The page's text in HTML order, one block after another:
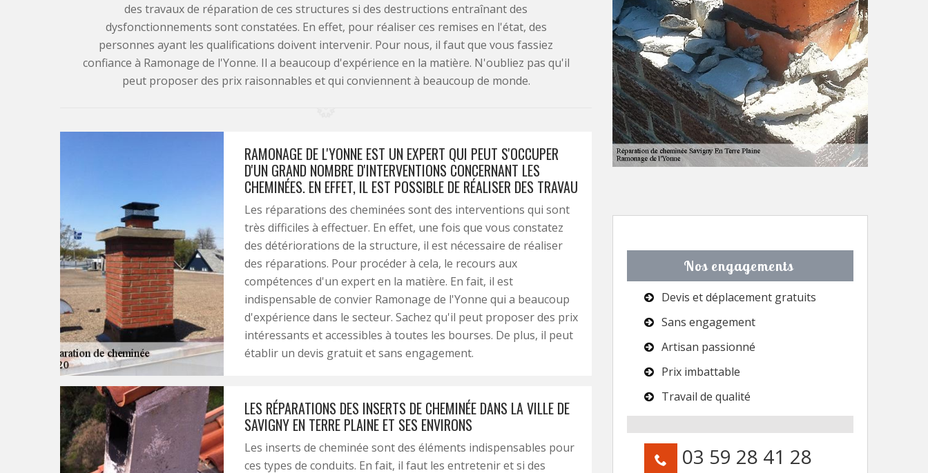
des travaux de réparation de ces structures si des destructions entraînant des
dysfonctionnements sont constatées. En effet, pour réaliser ces remises en l'état, des
personnes ayant les qualifications doivent intervenir. Pour nous, il faut que vous fassiez
confiance à Ramonage de l'Yonne. Il a beaucoup d'expérience en la matière. N'oubliez pas qu'il
peut proposer des prix raisonnables et qui conviennent à beaucoup de monde.
RAMONAGE DE L'YONNE EST UN EXPERT QUI PEUT S'OCCUPER
D'UN GRAND NOMBRE D'INTERVENTIONS CONCERNANT LES
CHEMINÉES. EN EFFET, IL EST POSSIBLE DE RÉALISER DES TRAVAU
Les réparations des cheminées sont des interventions qui sont
très difficiles à effectuer. En effet, une fois que vous constatez
des détériorations de la structure, il est nécessaire de réaliser
des réparations. Pour procéder à cela, le recours aux
compétences d'un expert en la matière. En fait, il est
indispensable de convier Ramonage de l'Yonne qui a beaucoup
d'expérience dans le secteur. Sachez qu'il peut proposer des prix
intéressants et accessibles à toutes les bourses. De plus, il peut
établir un devis gratuit et sans engagement.
LES RÉPARATIONS DES INSERTS DE CHEMINÉE DANS LA VILLE DE
SAVIGNY EN TERRE PLAINE ET SES ENVIRONS
Les inserts de cheminée sont des éléments indispensables pour
ces types de conduits. En fait, il faut les entretenir et si des
Nos engagements
Devis et déplacement gratuits
Sans engagement
Artisan passionné
Prix imbattable
Travail de qualité
03 59 28 41 28